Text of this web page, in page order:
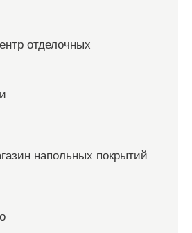
отделочных
напольных покрытий